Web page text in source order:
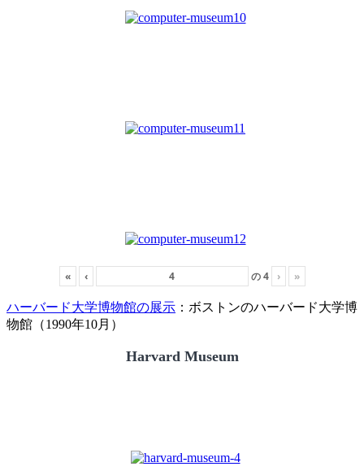
« ‹ の4 › »
ハーバード大学博物館の展示 ：ボストンのハーバード大学博
物館（1990年10月）
Harvard Museum